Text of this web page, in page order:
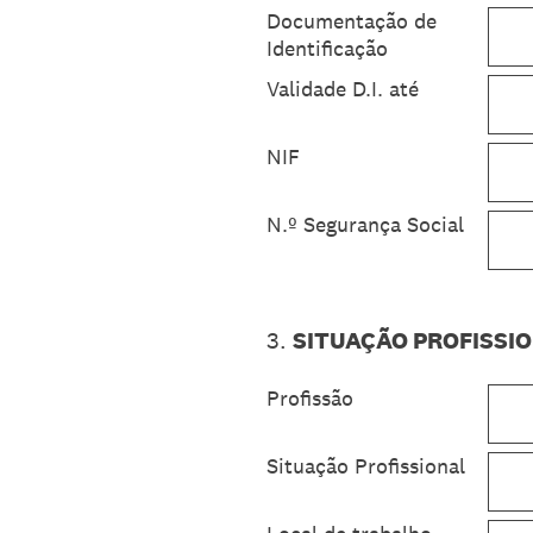
Documentação de
Identificação
Validade D.I. até
NIF
N.º Segurança Social
3. SITUAÇÃO
Profissão
Situação Profissional